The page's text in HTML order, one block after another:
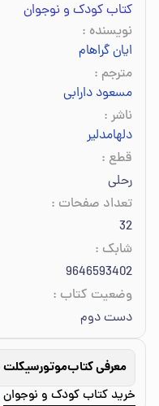
کتاب کودک و نوجوان
نویسنده :
ایان گراهام
مترجم :
مسعود دارابی
ناشر :
دلهامدلیر
قطع :
رحلی
تعداد صفحات :
32
شابک :
9646593402
وضعیت کتاب :
دست دوم
معرفی کتاب
خرید کتاب کودک و نوجوان